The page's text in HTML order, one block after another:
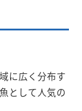
に広く分布す
として人気の